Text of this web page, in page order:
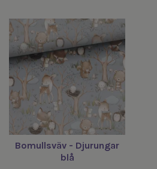
Bomullsväv - Djurungar
blå